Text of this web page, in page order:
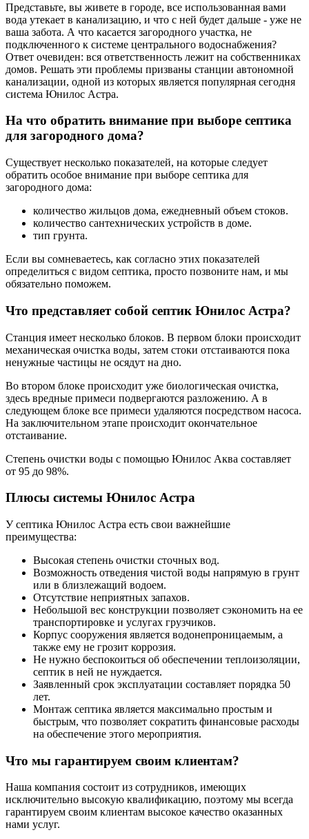
Представьте, вы живете в городе, все использованная вами
вода утекает в канализацию, и что с ней будет дальше - уже не
ваша забота. А что касается загородного участка, не
подключенного к системе центрального водоснабжения?
Ответ очевиден: вся ответственность лежит на собственниках
домов. Решать эти проблемы призваны станции автономной
канализации, одной из которых является популярная сегодня
система Юнилос Астра.
На что обратить внимание при выборе септика
для загородного дома?
Существует несколько показателей, на которые следует
обратить особое внимание при выборе септика для
загородного дома:
количество жильцов дома, ежедневный объем стоков.
количество сантехнических устройств в доме.
тип грунта.
Если вы сомневаетесь, как согласно этих показателей
определиться с видом септика, просто позвоните нам, и мы
обязательно поможем.
Что представляет собой септик Юнилос Астра?
Станция имеет несколько блоков. В первом блоки происходит
механическая очистка воды, затем стоки отстаиваются пока
ненужные частицы не осядут на дно.
Во втором блоке происходит уже биологическая очистка,
здесь вредные примеси подвергаются разложению. А в
следующем блоке все примеси удаляются посредством насоса.
На заключительном этапе происходит окончательное
отстаивание.
Степень очистки воды с помощью Юнилос Аква составляет
от 95 до 98%.
Плюсы системы Юнилос Астра
У септика Юнилос Астра есть свои важнейшие
преимущества:
Высокая степень очистки сточных вод.
Возможность отведения чистой воды напрямую в грунт
или в близлежащий водоем.
Отсутствие неприятных запахов.
Небольшой вес конструкции позволяет сэкономить на ее
транспортировке и услугах грузчиков.
Корпус сооружения является водонепроницаемым, а
также ему не грозит коррозия.
Не нужно беспокоиться об обеспечении теплоизоляции,
септик в ней не нуждается.
Заявленный срок эксплуатации составляет порядка 50
лет.
Монтаж септика является максимально простым и
быстрым, что позволяет сократить финансовые расходы
на обеспечение этого мероприятия.
Что мы гарантируем своим клиентам?
Наша компания состоит из сотрудников, имеющих
исключительно высокую квалификацию, поэтому мы всегда
гарантируем своим клиентам высокое качество оказанных
нами услуг.